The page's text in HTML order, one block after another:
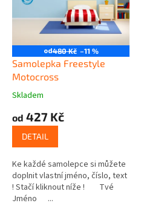
od480 Kč –11 %
Samolepka Freestyle
Motocross
Skladem
od 427 Kč
DETAIL
Ke každé samolepce si můžete
doplnit vlastní jméno, číslo, text
! Stačí kliknout níže ! Tvé
Jméno ...